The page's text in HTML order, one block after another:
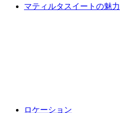
マティルタスイートの魅力
ロケーション